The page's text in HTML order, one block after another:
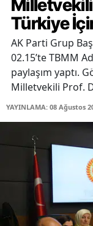
Türkiye
AK Parti Grup
02.15’te TBMM
paylaşım yaptı.
Milletvekili Prof.
YAYINLAMA: 08 Ağustos